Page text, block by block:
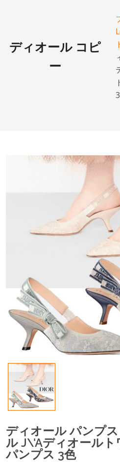
ディオール コピ
ー
ディオール パンプ
ル J\'Aディオールト
パンプス 3色